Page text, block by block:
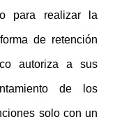
para realizar la
de retención
autoriza a sus
de los
solo con un